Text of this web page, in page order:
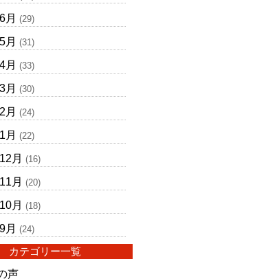
月 (29)
月 (31)
月 (33)
月 (30)
月 (24)
月 (22)
月 (16)
月 (20)
月 (18)
月 (24)
カテゴリー一覧
声